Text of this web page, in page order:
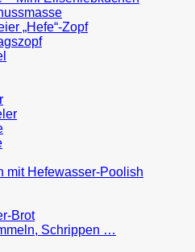
„Hefe“-Zopf
mit Hefewasser-Poolish
Brot
Schrippen …